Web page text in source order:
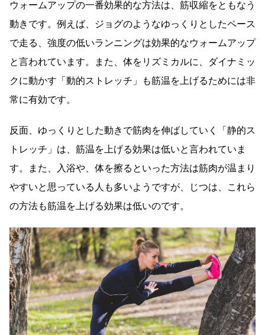
ウォームアップの一番効果的な方法は、筋収縮をともなう
動きです。例えば、ジョグのようなゆっくりとしたペース
で走る、強度の低いランニングは効果的なウォームアップ
と言われています。また、体をリズミカルに、ダイナミッ
クに動かす「動的ストレッチ」も筋温を上げるためには非
常に有効です。
反面、ゆっくりとした動きで筋肉を伸ばしていく「静的ス
トレッチ」は、筋温を上げる効果は低いと言われていま
す。また、入浴や、体を擦るといった方法は筋肉が温まり
やすいと思っている人も多いようですが、じつは、これら
の方法も筋温を上げる効果は低いのです。